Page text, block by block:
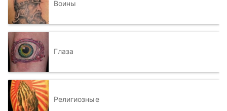
Воины
Глаза
Религиозные